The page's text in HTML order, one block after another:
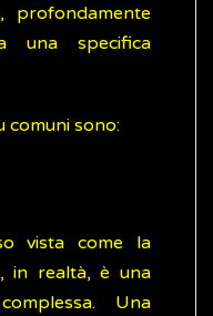
profondamente
una specifica
comuni sono:
vista come la
in realtà, è una
Una